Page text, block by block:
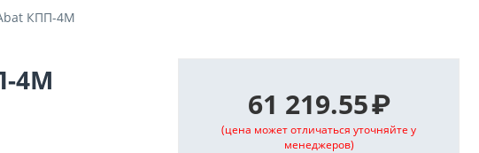
КПП-4М
4М
61 219.55₽
(цена может отличаться уточняйте у
менеджеров)